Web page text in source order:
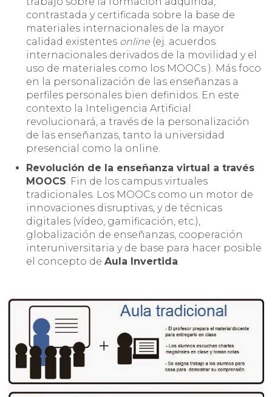
contrastada y certificada sobre la base de
materiales internacionales de la mayor
calidad existentes online (ej. acuerdos
internacionales derivados de la movilidad y el
uso de materiales como los MOOCs ). Más foco
en la personalización de las enseñanzas a
perfiles personales bien definidos. En este
contexto la Inteligencia Artificial
revolucionará, a través de la personalización
de las enseñanzas, tanto la universidad
presencial como la online.
Revolución de la enseñanza virtual a través
MOOCS. Fin de los campus virtuales
tradicionales. Los MOOCs como un motor de
innovaciones disruptivas, y de técnicas
digitales (vídeo, gamificación, etc.),
globalización de enseñanzas, cooperación
interuniversitaria y de base para hacer posible
el concepto deAula Invertida.